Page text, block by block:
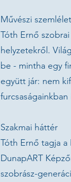
Művészi szemlélet
Tóth Ernő
helyzetekről.
be - mintha egy
együtt jár: nem
Szakmai háttér
Tóth Ernő tagja a
DunapART
szobrász-